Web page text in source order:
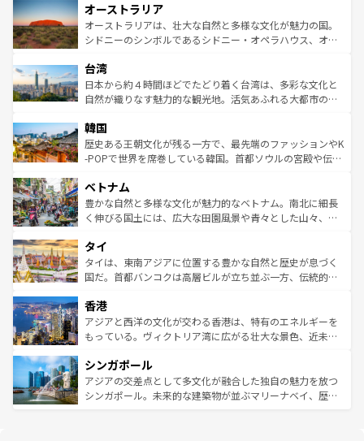
部のニューオーリンズでは、音楽と美食が融合した独特の
文化が魅力。旅行者はアメリカの各地域で異なる魅力を楽
しみながら、その多様性と豊かな歴史を感じることができ
ならではの贅沢な旅のスタイルだ。 なお、新着のアメリカ
情報はコンテンツ一覧を参照してほしい。
ワイ島は見逃せない。また、定番の観光地といえばオアフ
島だが、静かな自然を求めるならマウイ島やカウアイ島が
おすすめ。エメラルドグリーンに輝く海をはじめ、豊かな
れるおもてなしの心で訪れる人々を迎えてくれるハワイの
人々、おいしいローカルフードやハワイアンミュージッ
ク、伝統的なフラダンスなど、すべてがハワイの魅力を彩
ワイを、存分に味わってほしい。 なお、新着のハワイ情報
はコンテンツ一覧を参照してほしい。
オーストラリア
オーストラリアは、壮大な自然と多様な文化が魅力の国。
シドニーのシンボルであるシドニー・オペラハウス、オー
リアリーフや大陸中央部にそびえるウルル（エアーズロッ
ク）、タスマニアの美しい原生林やケアンズの熱帯雨林な
ど、見どころがたくさん。また、カフェやワイン、オージ
いる。アクティビティも充実しており、サーフィンやダイ
ビング、ハイキングなど、アウトドア好きにはたまらな
い。オーストラリアの多彩な魅力を存分に味わいつくそ
参照してほしい。
台湾
日本から約４時間ほどでたどり着く台湾は、多彩な文化と
自然が織りなす魅力的な観光地。活気あふれる大都市の台
ン）、静ひつな山岳地帯である台湾東部など、都市の喧騒
と山間の静けさが共存しており、訪れる人に新しい発見と
驚きをもたらしてくれる。また、奥深い台湾の食文化も魅
容にもいいと評判のスイーツなど、バラエティ豊かな料理
が味わえる。 なお、新着の台湾情報は コンテンツ一覧を参
照してほしい。
韓国
歴史ある王朝文化が残る一方で、最先端のファッションやK
-POPで世界を席巻している韓国。首都ソウルの宮殿や伝統
き、地方に足を延ばせば四季折々の自然美を楽しむことが
できる。そして、キムチや焼肉、絶品のストリートフード
まで、さまざまな韓国料理が待っている。夜には、韓国な
リティに包まれながら、韓国の多彩な魅力を心ゆくまで味
わってみてほしい。 なお、新着の韓国情報はコンテンツ一
覧を参照してほしい。
ベトナム
豊かな自然と多様な文化が魅力的なベトナム。南北に細長
く伸びる国土には、広大な田園風景や青々とした山々、世
急速な発展と共に伝統が息づく。ハノイの古い町並みやホ
ーチミン市のフランス統治時代の建物も、独特の雰囲気を
醸し出している。また、バラエティの豊かさとおいしさで
とつ。フォーやバインミー、ベトナムコーヒーなどは、ぜ
ひ現地で味わいたい。どの地域を訪れてもあたたかい人々
が旅行者を迎えてくれるので、きっと忘れられない旅にな
参照してほしい。
タイ
タイは、東南アジアに位置する豊かな自然と歴史が息づく
国だ。首都バンコクは高層ビルが立ち並ぶ一方、伝統的な
の活気が交差している。北部ではチェンマイなどの山岳地
帯で自然と触れ合い、南部ではプーケットやクラビの美し
いビーチでリゾート気分を楽しむことができる。タイ料理
激する。気候は一年中温暖で、どの季節にも異なる楽しみ
が待っている。親しみやすいタイの人々、仏教を中心とし
た文化、そして多様な観光資源が、訪れる旅人を魅了し続
香港
アジアと西洋の文化が交わる香港は、特有のエネルギーを
もっている。ヴィクトリア湾に広がる壮大な景色、近未来
み、どこを訪れても感動するはず。観光スポットが密集し
ており、効率よく見どころを回れるのも魅力。息をのむよ
うな絶景から文化的な体験まで、香港を存分に楽しみ尽く
シンガポール
アジアの交差点として多文化が融合した独自の魅力を放つ
シンガポール。未来的な建築物が並ぶマリーナベイ、歴史